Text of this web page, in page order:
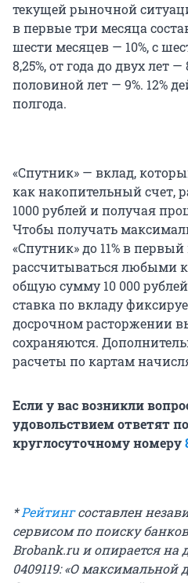
текущей рыночной
в первые три месяца
шести месяцев — 10%, с
8,25%, от года до двух лет —
половиной лет — 9%. 12%
полгода.
«Спутник» — вклад,
как накопительный счет,
1000 рублей и получая
Чтобы получать
«Спутник» до 11% в
рассчитываться любыми
общую сумму 10 000
ставка по вкладу
досрочном расторжении
сохраняются.
расчеты по картам
Если у вас возникли
удовольствием ответят
круглосуточному номеру
*Рейтингсоставлен
сервисом по поиску
Brobank.ru и опирается на
0409119: «О максимальной